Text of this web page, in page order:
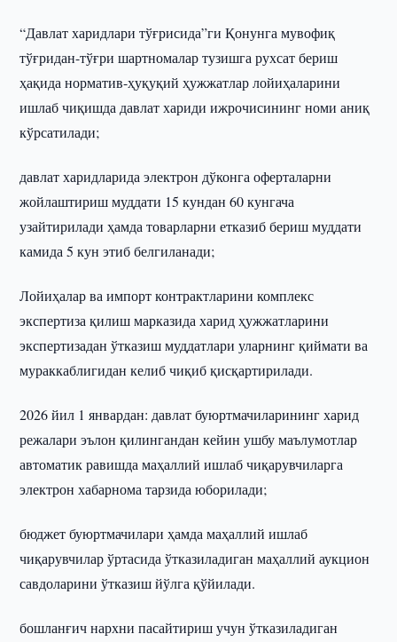
“Давлат харидлари тўғрисида”ги Қонунга мувофиқ
тўғридан-тўғри шартномалар тузишга рухсат бериш
ҳақида норматив-ҳуқуқий ҳужжатлар лойиҳаларини
ишлаб чиқишда давлат хариди ижрочисининг номи аниқ
кўрсатилади;
давлат харидларида электрон дўконга оферталарни
жойлаштириш муддати 15 кундан 60 кунгача
узайтирилади ҳамда товарларни етказиб бериш муддати
камида 5 кун этиб белгиланади;
Лойиҳалар ва импорт контрактларини комплекс
экспертиза қилиш марказида харид ҳужжатларини
экспертизадан ўтказиш муддатлари уларнинг қиймати ва
мураккаблигидан келиб чиқиб қисқартирилади.
2026 йил 1 январдан: давлат буюртмачиларининг харид
режалари эълон қилингандан кейин ушбу маълумотлар
автоматик равишда маҳаллий ишлаб чиқарувчиларга
электрон хабарнома тарзида юборилади;
бюджет буюртмачилари ҳамда маҳаллий ишлаб
чиқарувчилар ўртасида ўтказиладиган маҳаллий аукцион
савдоларини ўтказиш йўлга қўйилади.
бошланғич нархни пасайтириш учун ўтказиладиган